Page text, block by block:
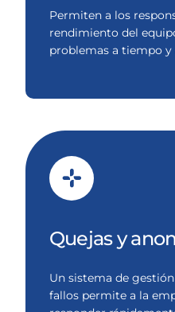
Permiten a los
rendimiento del
problemas a tiempo y
Quejas y
Un sistema de
fallos permite a la